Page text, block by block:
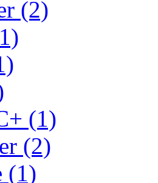
(2)
(1)
(2)
(1)